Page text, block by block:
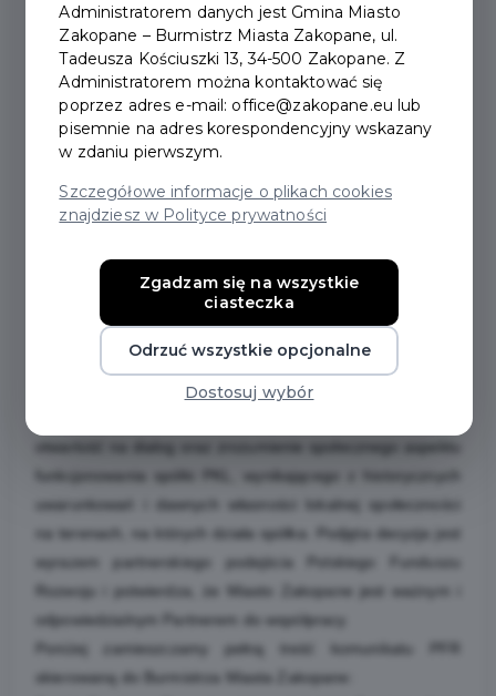
Sportu i Turystyki Ireneuszowi Rasiowi, Ministrowi
Aktywów Państwowych Grzegorzowi Wronie,
Ministrowi Funduszy i Polityki Regionalnej Jackowi
Karnowskiemu, Minister Rodziny, Pracy i Polityki
Społecznej Aleksandrze Gajewskiej, Zarządowi
Województwa Małopolskiego z Marszałkiem Łukaszem
Smółką na czele, radnemu Sejmiku Województwa
Małopolskiego Janowi Piczurze oraz wszystkim
dobro PKL.
Miasto Zakopane dziękuje również Polskiemu Funduszowi
Rozwoju za liczne rozmowy dotyczące przyszłości spółki
Polskie Koleje Linowe, a w szczególności Prezesowi
Piotrowi Matczukowi oraz Wiceprezesom: Mariuszowi
funkcjonowania spółki PKL, wynikającego z historycznych
uwarunkowań i dawnych własności lokalnej społeczności
na terenach, na których działa spółka. Podjęta decyzja jest
wyrazem partnerskiego podejścia Polskiego Funduszu
Rozwoju i potwierdza, że Miasto Zakopane jest ważnym i
odpowiedzialnym Partnerem do współpracy.
Poniżej zamieszczamy pełną treść komunikatu PFR
skierowaną do Burmistrza Miasta Zakopane:
Administratorem danych jest Gmina Miasto
Zakopane – Burmistrz Miasta Zakopane, ul.
Tadeusza Kościuszki 13, 34-500 Zakopane. Z
Administratorem można kontaktować się
poprzez adres e-mail: office@zakopane.eu lub
pisemnie na adres korespondencyjny wskazany
w zdaniu pierwszym.
Szczegółowe informacje o plikach cookies
znajdziesz w Polityce prywatności
Zgadzam się na wszystkie
ciasteczka
Odrzuć wszystkie opcjonalne
Dostosuj wybór